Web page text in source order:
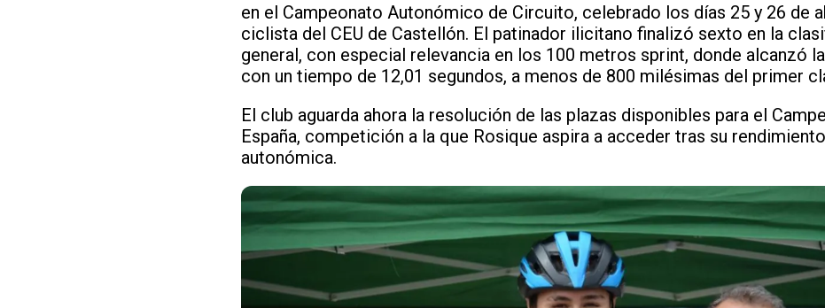
en el Campeonato Autonómico de Circuito, celebrado los días 25 y 26 de
ciclista del CEU de Castellón. El patinador ilicitano finalizó sexto en la
general, con especial relevancia en los 100 metros sprint, donde alcanzó
con un tiempo de 12,01 segundos, a menos de 800 milésimas del primer
El club aguarda ahora la resolución de las plazas disponibles para el
España, competición a la que Rosique aspira a acceder tras su
autonómica.